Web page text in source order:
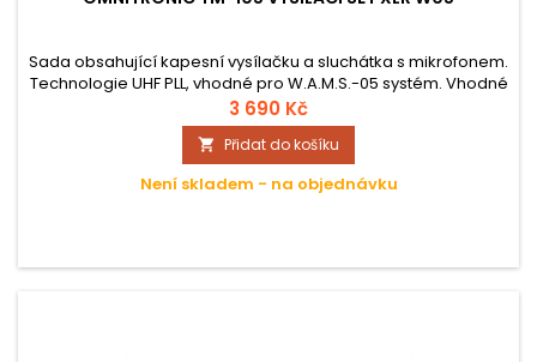
Sada obsahující kapesní vysílačku a sluchátka s mikrofonem.
Technologie UHF PLL, vhodné pro W.A.M.S.-05 systém. Vhodné
pro klopový mikrofon LS-105. Provoz v pásmu 863.1-864.9 MHz
s možností volby z 16 frekvencí. LCD displej pro zobrazení
kanálu, frekvence a kapacity baterie. 3 stupně citlivosti.
Napájení 2x AA 1,5 V bateriemi. Konektor mini XLR.
3 690 Kč
 Přidat do košíku
Není skladem - na objednávku